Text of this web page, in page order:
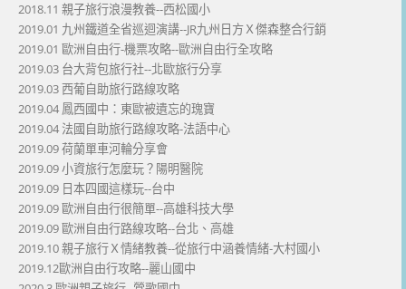
2018.11 親子旅行浪漫教養--西松國小
2019.01 九州鐵道全省巡迴演講--JR九州日方Ｘ傑森整合行銷
2019.01 歐洲自由行-機票攻略--歐洲自由行全攻略
2019.03 台大背包旅行社--北歐旅行分享
2019.03 西葡自助旅行路線攻略
2019.04 鳳西國中：東歐被遺忘的瑰寶
2019.04 法國自助旅行路線攻略-法語中心
2019.09 荷蘭單車河輪分享會
2019.09 小資旅行怎麼玩？陽明醫院
2019.09 日本四國這樣玩--台中
2019.09 歐洲自由行很簡單--高雄科技大學
2019.09 歐洲自由行路線攻略--台北、高雄
2019.10 親子旅行Ｘ情緒教養--從旅行中涵養情緒-大村國小
2019.12歐洲自由行攻略--麗山國中